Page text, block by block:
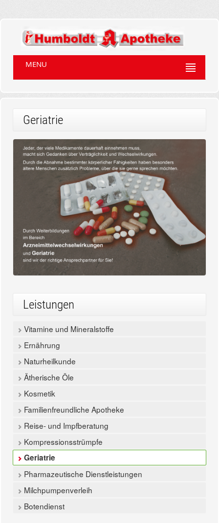
MENU
Geriatrie
Leistungen
Vitamine und Mineralstoffe
Ernährung
Naturheilkunde
Ätherische Öle
Kosmetik
Familienfreundliche Apotheke
Reise- und Impfberatung
Kompressionsstrümpfe
Geriatrie
Pharmazeutische Dienstleistungen
Milchpumpenverleih
Botendienst